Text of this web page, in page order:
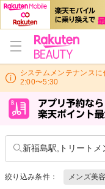
システムメンテナンス
2:00〜5:30
新福島駅,トリートメ
絞り込み条件： メンズ美